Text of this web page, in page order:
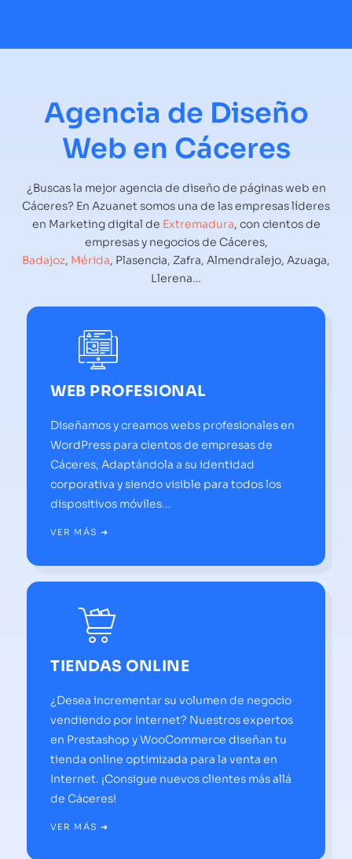
Agencia de Diseño
Web en Cáceres
¿Buscas la mejor agencia de diseño de páginas web en
Cáceres? En Azuanet somos una de las empresas líderes
en Marketing digital de Extremadura, con cientos de
empresas y negocios de Cáceres,
Badajoz, Mérida, Plasencia, Zafra, Almendralejo, Azuaga,
Llerena…
WEB PROFESIONAL
Diseñamos y creamos webs profesionales en
WordPress para cientos de empresas de
Cáceres, Adaptándola a su identidad
corporativa y siendo visible para todos los
dispositivos móviles...
VER MÁS ➜
TIENDAS ONLINE
¿Desea incrementar su volumen de negocio
vendiendo por Internet? Nuestros expertos
en Prestashop y WooCommerce diseñan tu
tienda online optimizada para la venta en
Internet. ¡Consigue nuevos clientes más allá
de Cáceres!
VER MÁS ➜